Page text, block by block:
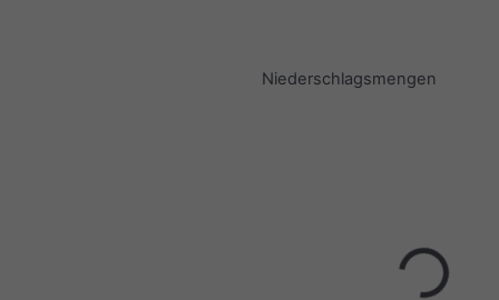
Niederschlagsmengen